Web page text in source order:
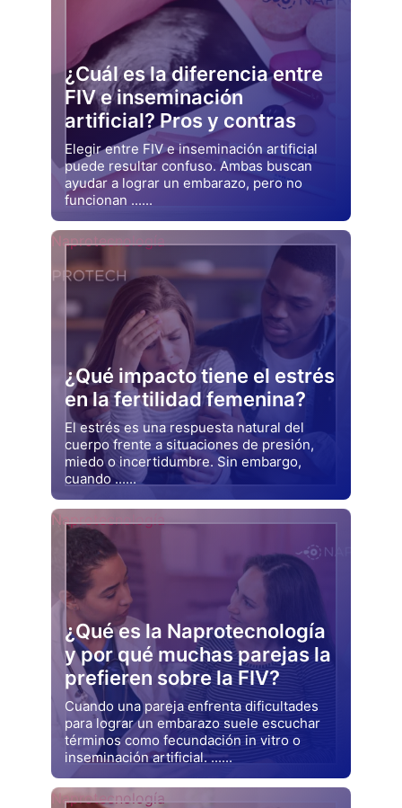
¿Cuál es la diferencia entre
FIV e inseminación
artificial? Pros y contras
Elegir entre FIV e inseminación artificial
puede resultar confuso. Ambas buscan
ayudar a lograr un embarazo, pero no
funcionan ......
Drjluquerna
¿Qué impacto tiene el estrés
en la fertilidad femenina?
El estrés es una respuesta natural del
cuerpo frente a situaciones de presión,
miedo o incertidumbre. Sin embargo,
cuando ......
Drjluquerna
Naprotecnología
¿Qué es la Naprotecnología
y por qué muchas parejas la
prefieren sobre la FIV?
Cuando una pareja enfrenta dificultades
para lograr un embarazo suele escuchar
términos como fecundación in vitro o
inseminación artificial. ......
Drjluquerna
Naprotecnología
Naprotecnología